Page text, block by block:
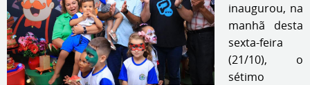
inaugurou, na
manhã desta
sexta-feira
(21/10), o
sétimo